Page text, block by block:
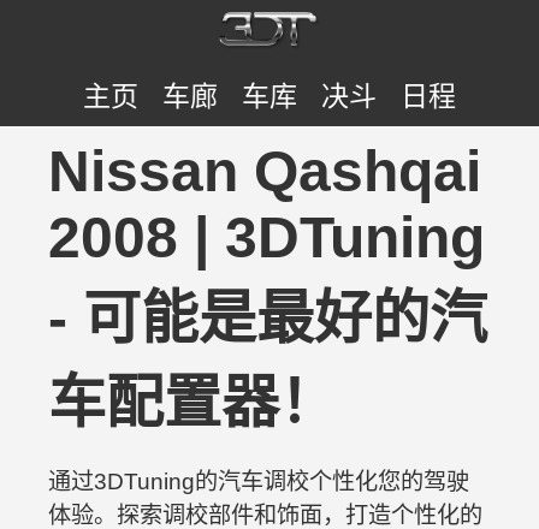
主页 车廊 车库 决斗 日程
Nissan Qashqai
2008 | 3DTuning
- 可能是最好的汽
车配置器！
通过3DTuning的汽车调校个性化您的驾驶
体验。探索调校部件和饰面，打造个性化的